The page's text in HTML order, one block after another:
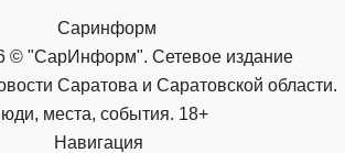
© "СарИнформ". Сетевое издание
Саратова и Саратовской области.
места, события. 18+
Навигация